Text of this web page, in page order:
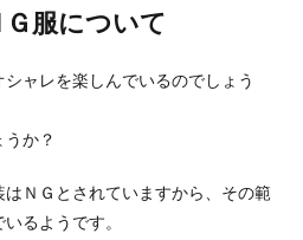
第一志望に落ちたらいったい何を目指せば
服について
ャレを楽しんでいるのでしょう
か？
ＮＧとされていますから、その範
るようです。